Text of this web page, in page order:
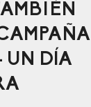
UN DÍA